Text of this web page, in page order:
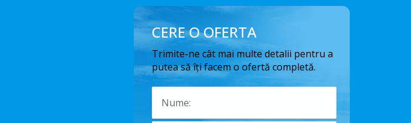
CERE O OFERTA
Trimite-ne cât mai multe detalii pentru a
putea să îți facem o ofertă completă.